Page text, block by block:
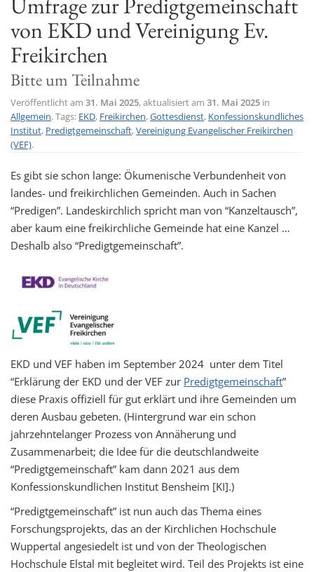
t
von EKD und Vereinigung Ev.
Freikirchen
Bitte um Teilnahme
Veröffentlicht am 31. Mai 2025, aktualisiert am 31. Mai 2025 in
Allgemein. Tags: EKD, Freikirchen,Gottesdienst, Konfessionskundliches
Institut, Predigtgemeinschaft,Vereinigung Evangelischer Freikirchen
(VEF).
Es gibt sie schon lange: Ökumenische Verbundenheit von
landes- und freikirchlichen Gemeinden. Auch in Sachen
“Predigen”. Landeskirchlich spricht man von “Kanzeltausch”,
aber kaum eine freikirchliche Gemeinde hat eine Kanzel …
Deshalb also “Predigtgemeinschaft”.
EKD und VEF haben im September 2024 unter dem Titel
“Erklärung der EKD und der VEF zur Predigtgemeinschaft”
diese Praxis offiziell für gut erklärt und ihre Gemeinden um
deren Ausbau gebeten. (Hintergrund war ein schon
jahrzehntelanger Prozess von Annäherung und
Zusammenarbeit; die Idee für die deutschlandweite
“Predigtgemeinschaft” kam dann 2021 aus dem
Konfessionskundlichen Institut Bensheim [KI].)
“Predigtgemeinschaft” ist nun auch das Thema eines
Forschungsprojekts, das an der Kirchlichen Hochschule
Wuppertal angesiedelt ist und von der Theologischen
Hochschule Elstal mit begleitet wird. Teil des Projekts ist eine